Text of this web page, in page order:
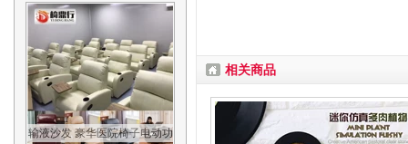
输液沙发 豪华医院椅子电动功
相关商品